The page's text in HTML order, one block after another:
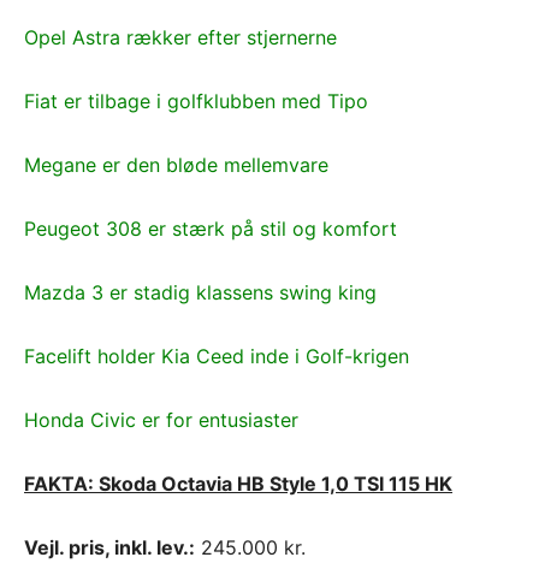
Opel Astra rækker efter stjernerne
Fiat er tilbage i golfklubben med Tipo
Megane er den bløde mellemvare
Peugeot 308 er stærk på stil og komfort
Mazda 3 er stadig klassens swing king
Facelift holder Kia Ceed inde i Golf-krigen
Honda Civic er for entusiaster
FAKTA: Skoda Octavia HB Style 1,0 TSI 115 HK
Vejl. pris, inkl. lev.: 245.000 kr.